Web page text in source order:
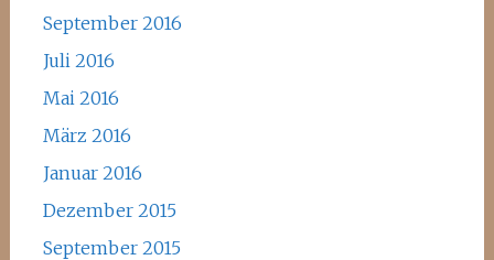
September 2016
Juli 2016
Mai 2016
März 2016
Januar 2016
Dezember 2015
September 2015